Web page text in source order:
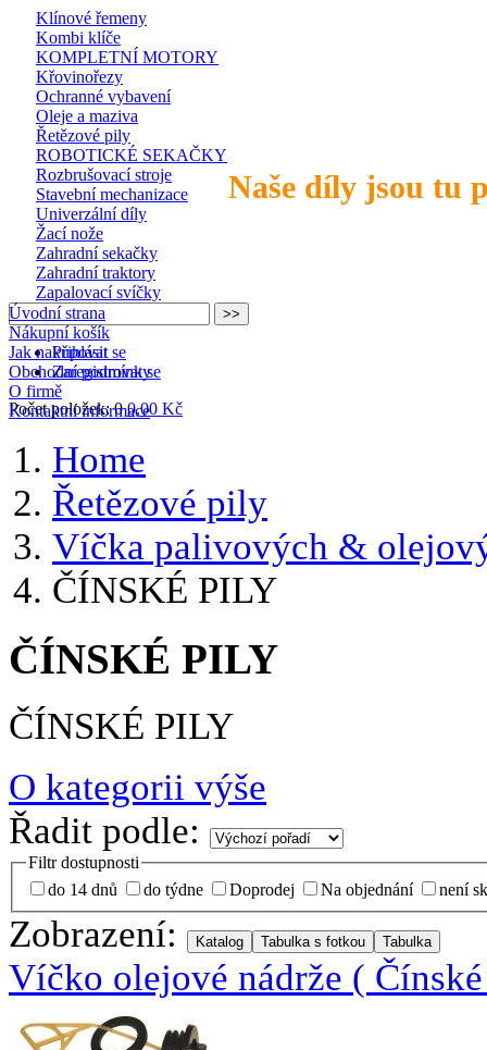
Naše díly jsou tu
Klínové řemeny
Kombi klíče
KOMPLETNÍ MOTORY
Křovinořezy
Ochranné vybavení
Oleje a maziva
Řetězové pily
ROBOTICKÉ SEKAČKY
Rozbrušovací stroje
Stavební mechanizace
Univerzální díly
Žací nože
Zahradní sekačky
Zahradní traktory
Zapalovací svíčky
Přihlásit se
Zaregistrovat se
Počet položek: 0 0,00 Kč
Úvodní strana
Nákupní košík
Jak nakupovat
Obchodní podmínky
O firmě
Kontaktní informace
Home
Řetězové pily
Víčka palivových &
ČÍNSKÉ PILY
ČÍNSKÉ PILY
ČÍNSKÉ PILY
O kategorii výše
Řadit podle:
Filtr dostupnosti
do 14 dnů
do týdne Doprodej Na objednání není
Zobrazení:
Víčko olejové nádrže (